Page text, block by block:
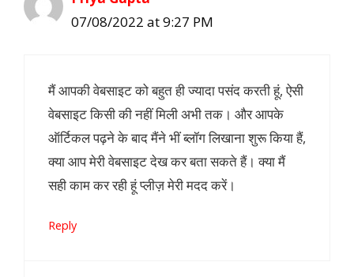
07/08/2022 at 9:27 PM
मैं आपकी वेबसाइट को बहुत ही ज्यादा पसंद करती हूं, ऐसी
वेबसाइट किसी की नहीं मिली अभी तक। और आपके
ऑर्टिकल पढ़ने के बाद मैंने भीं ब्लॉग लिखाना शुरू किया हैं,
क्या आप मेरी वेबसाइट देख कर बता सकते हैं। क्या मैं
सही काम कर रही हूं प्लीज़ मेरी मदद करें।
Reply